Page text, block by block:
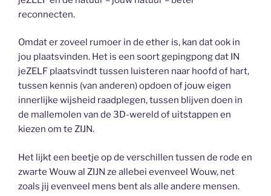
reconnecten.
Omdat er zoveel rumoer in de ether is, kan dat ook in
jou plaatsvinden. Het is een soort gepingpong dat IN
jeZELF plaatsvindt tussen luisteren naar hoofd of hart,
tussen kennis (van anderen) opdoen of jouw eigen
innerlijke wijsheid raadplegen, tussen blijven doen in
de mallemolen van de 3D-wereld of uitstappen en
kiezen om te ZIJN.
Het lijkt een beetje op de verschillen tussen de rode en
zwarte Wouw al ZIJN ze allebei evenveel Wouw, net
zoals jij evenveel mens bent als alle andere mensen.